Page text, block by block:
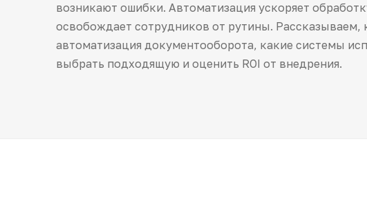
возникают ошибки. Автоматизация ускоряет
освобождает сотрудников от рутины. Рассказываем,
автоматизация документооборота, какие системы
выбрать подходящую и оценить ROI от внедрения.